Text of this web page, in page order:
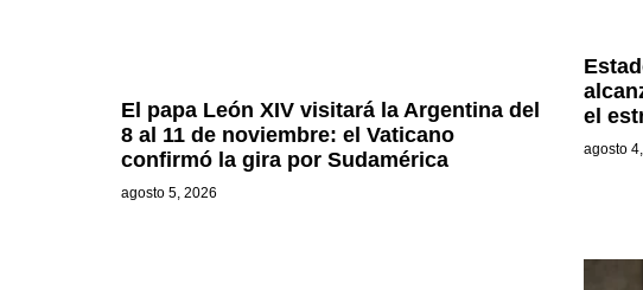
El papa León XIV visitará la Argentina del
8 al 11 de noviembre: el Vaticano
confirmó la gira por Sudamérica
agosto 5, 2026
el
agosto